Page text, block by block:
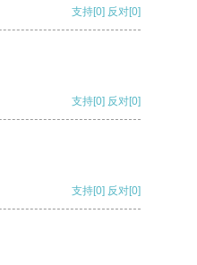
支持[0] 反对[0]
支持[0] 反对[0]
支持[0] 反对[0]